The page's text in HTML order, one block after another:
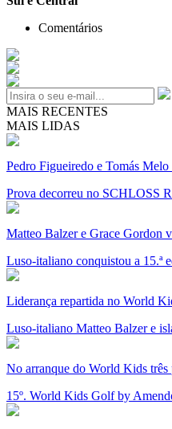
Comentários
MAIS RECENTES
MAIS LIDAS
Pedro Figueiredo e Tomás
Prova decorreu no SCHLOSS
Matteo Balzer e Grace Gordon
Luso-italiano conquistou a 15.ª
Liderança repartida no World
Luso-italiano Matteo Balzer e
No arranque do World Kids três
15º. World Kids Golf by